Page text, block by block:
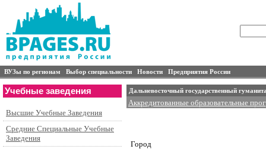
ВУЗы по регионам Выбор специальности Новости Предприятия России
Учебные заведения
Высшие Учебные Заведения
Средние Специальные Учебные
Заведения
Дальневосточный государственный
Аккредитованные образовательные
Город